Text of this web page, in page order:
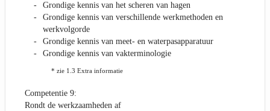
Grondige kennis van het scheren van hagen
Grondige kennis van verschillende werkmethoden en
werkvolgorde
Grondige kennis van meet- en waterpasapparatuur
Grondige kennis van vakterminologie
* zie 1.3 Extra informatie
Competentie 9:
Rondt de werkzaamheden af